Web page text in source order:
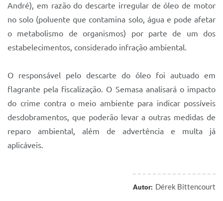
André), em razão do descarte irregular de óleo de motor
no solo (poluente que contamina solo, água e pode afetar
o metabolismo de organismos) por parte de um dos
estabelecimentos, considerado infração ambiental.
O responsável pelo descarte do óleo foi autuado em
flagrante pela fiscalização. O Semasa analisará o impacto
do crime contra o meio ambiente para indicar possíveis
desdobramentos, que poderão levar a outras medidas de
reparo ambiental, além de advertência e multa já
aplicáveis.
Autor: Dérek Bittencourt